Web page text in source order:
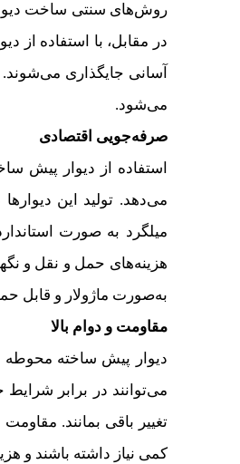
روش‌های سنتی ساخت
در مقابل، با استفاده از
آسانی جایگذاری
می‌شود.
صرفه‌جویی اقتصادی
استفاده از دیوار پیش
می‌دهد. تولید این
میلگرد به صورت
هزینه‌های حمل و نقل و
به‌صورت ماژولار و قابل
مقاومت و دوام بالا
دیوار پیش ساخته محوطه
می‌توانند در برابر
تغییر باقی بمانند.
کمی نیاز داشته باشند و